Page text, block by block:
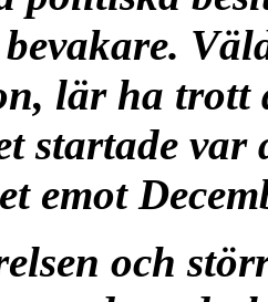
lär ha trott
startade
emot
och